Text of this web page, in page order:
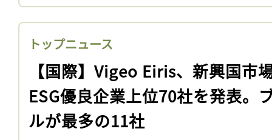
トップニュース
【国際】Vigeo Eiris、新興国市
ESG優良企業上位70社を発表。
ルが最多の11社